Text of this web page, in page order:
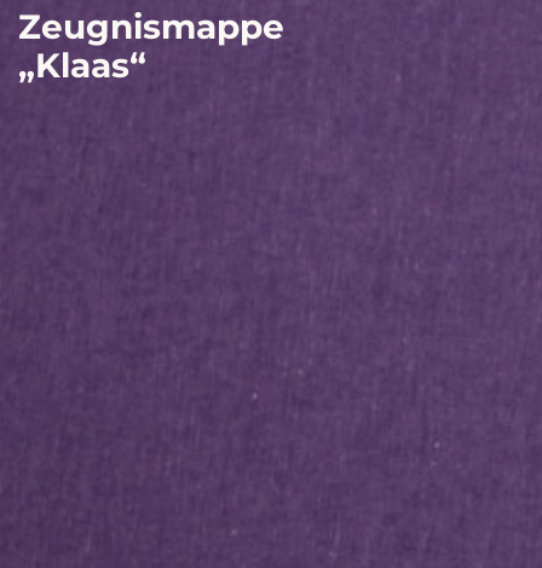
Zeugnismappe
„Klaas“